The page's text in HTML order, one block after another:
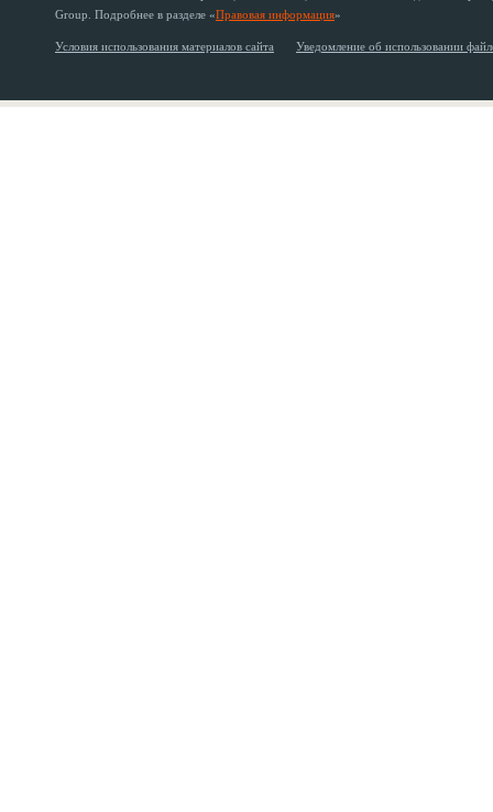
Group. Подробнее в разделе «Правовая информация»
Условия использования материалов сайта Уведомление об использовании